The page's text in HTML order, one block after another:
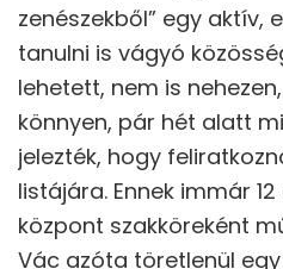
zenészekből” egy aktív,
tanulni is vágyó
lehetett, nem is
könnyen, pár hét alatt
jelezték, hogy
listájára. Ennek immár
központ szakköreként
Vác azóta töretlenül